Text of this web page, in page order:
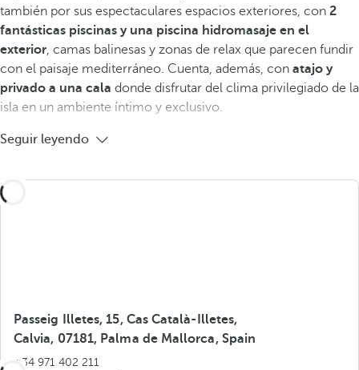
también por sus espectaculares espacios exteriores, con 2
fantásticas piscinas y una piscina hidromasaje en el
exterior, camas balinesas y zonas de relax que parecen fundir
con el paisaje mediterráneo. Cuenta, además, con atajo y
privado a una cala donde disfrutar del clima privilegiado de la
isla en un ambiente íntimo y exclusivo.
Seguir leyendo
Passeig Illetes, 15, Cas Català-Illetes,
Calvia, 07181, Palma de Mallorca, Spain
+34 971 402 211